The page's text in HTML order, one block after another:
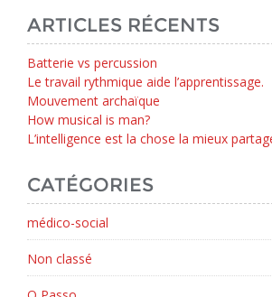
ARTICLES RÉCENTS
Batterie vs percussion
Le travail rythmique aide l’apprentissage.
Mouvement archaïque
How musical is man?
L’intelligence est la chose la mieux
CATÉGORIES
médico-social
Non classé